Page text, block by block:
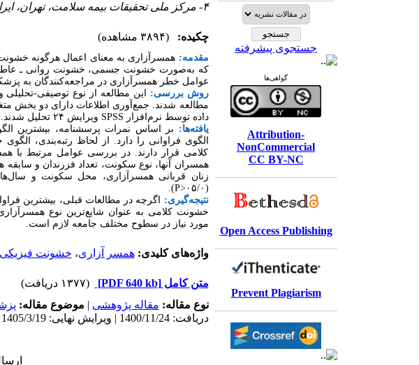
جستجوی پیشرفته
گواهی‌ها
Attribution-
NonCommercial
CC BY-NC
Open Access Publishing
Prevent Plagiarism
۴- مرکز ملی تحقیقات بیمه سلامت، تهران، ایران
چکیده: (۳۸۹۴ مشاهده)
مقدمه: همسرآزاری به معنای اعمال هرگونه
که بهصورت خشونت جسمی، خشونت روانی ـ
عوامل خطر همسرآزاری در مراجعهکنندگان به
روش بررسی:
مطالعه شدند. جمعآوری اطلاعات دارای دو بخش
داده توسط نرم افزار SPSS ویرایش ۲۴ تحلیل شدند.
یافتهها: بر اساس نمرات پرسشنامه، بیشترین
الگوی فراوانی را دارد. از لحاظ رتبهبندی،
کلامی قرار دارند. در بررسی عوامل مرتبط با
همسران آنها، نوع سکونت، تعداد فزرندان و سابقه
زنان قربانی همسرآزاری، محل سکونت و سال
(۰۵/۰<
P
).
نتیجهگیری: اگرچه در مطالعات قبلی، بیشترین
خشونت کلامی به عنوان شایعترین نوع
مورد نیاز در سطوح مختلف جامعه لازم است.
واژه‌های کلیدی:همسر آزاری، خشونت فیزیکی
متن کامل[PDF 640 kb]
(۱۳۷۷ دریافت)
نوع مقاله: مقاله پژوهشی | موضوع مقاله:
دریافت: 1400/11/24 | ویرایش نهایی: 1405/3/19 | پذیرش: 1400/11/24 | انتشار الکترونیک: 1400/12/9